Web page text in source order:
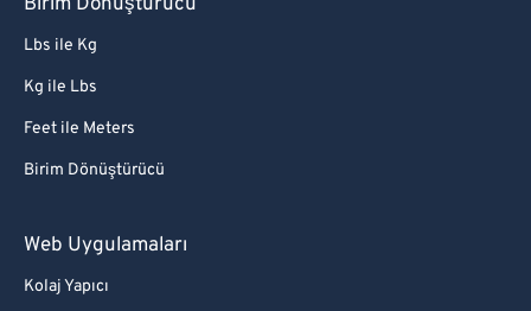
Lbs ile Kg
Kg ile Lbs
Feet ile Meters
Birim Dönüştürücü
Web Uygulamaları
Kolaj Yapıcı